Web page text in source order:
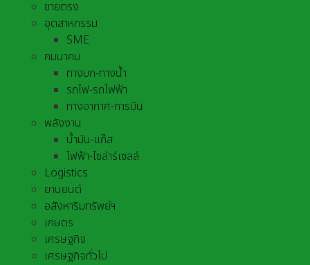
ขายตรง
อุตสาหกรรม
SME
คมนาคม
ทางบก-ทางน้ำ
รถไฟ-รถไฟฟ้า
ทางอากาศ-การบิน
พลังงาน
น้ำมัน-แก๊ส
ไฟฟ้า-โซล่าร์เซลล์
Logistics
ยานยนต์
อสังหาริมทรัพย์ฯ
เกษตร
เศรษฐกิจ
เศรษฐกิจทั่วไป